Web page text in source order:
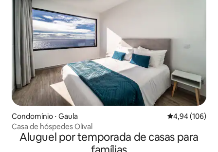
Condomínio ⋅ Gaula 4,94 de uma
4,94 (106)
Casa de hóspedes Olival
Aluguel por temporada de casas para